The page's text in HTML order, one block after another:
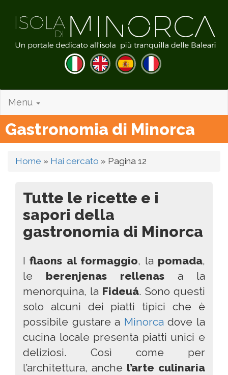
Menu
Gastronomia di Minorca
Home » Hai cercato » Pagina 12
Tutte le ricette e i
sapori della
gastronomia di Minorca
I flaons al formaggio, la pomada,
le berenjenas rellenas a la
menorquina, la Fideuá. Sono questi
solo alcuni dei piatti tipici che è
possibile gustare a Minorcadove la
cucina locale presenta piatti unici e
deliziosi. Così come per
l’architettura, anche l’arte culinaria